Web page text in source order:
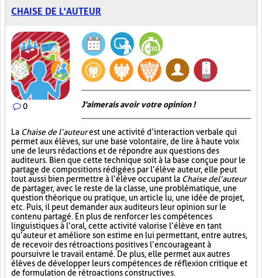
CHAISE DE L'AUTEUR
0 J'aimerais avoir votre opinion !
La Chaise de l’auteurest une activité d’interaction verbale qui
permet aux élèves, sur une base volontaire, de lire à haute voix
une de leurs rédactions et de répondre aux questions des
auditeurs. Bien que cette technique soit à la base conçue pour le
partage de compositions rédigées par l’élève auteur, elle peut
tout aussi bien permettre à l’élève occupant la Chaise de l’auteur
de partager, avec le reste de la classe, une problématique, une
question théorique ou pratique, un article lu, une idée de projet,
etc. Puis, il peut demander aux auditeurs leur opinion sur le
contenu partagé. En plus de renforcer les compétences
linguistiques à l’oral, cette activité valorise l’élève en tant
qu’auteur et améliore son estime en lui permettant, entre autres,
de recevoir des rétroactions positives l’encourageant à
poursuivre le travail entamé. De plus, elle permet aux autres
élèves de développer leurs compétences de réflexion critique et
de formulation de rétroactions constructives.